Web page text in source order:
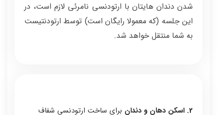
شدن دندان هایتان با ارتودنسی نامرئی لازم است، در
این جلسه (که معمولا رایگان است) توسط ارتودنتیست
به شما منتقل خواهد شد.
2. اسکن دهان و دندان
برای ساخت ارتودنسی شفاف